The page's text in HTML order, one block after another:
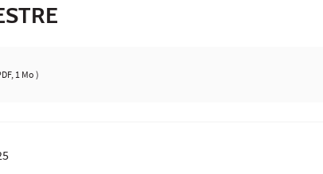
1 Mo )